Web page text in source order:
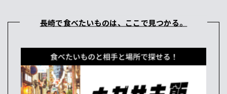
長崎で食べたいものは、ここで見つかる。